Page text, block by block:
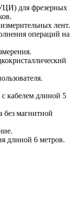
для фрезерных
лент.
операций на
кабелем длиной 5
без магнитной
длиной 6 метров.